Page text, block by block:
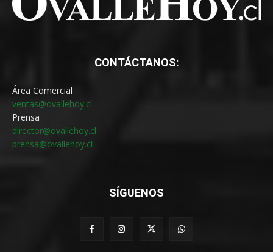
CONTÁCTANOS:
Área Comercial
ventas@ovallehoy.cl
Prensa
director@ovallehoy.cl
prensa@ovallehoy.cl
SÍGUENOS